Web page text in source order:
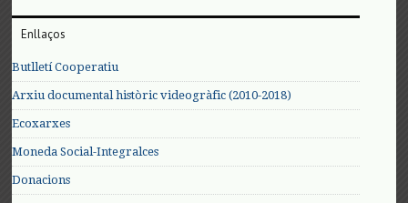
Enllaços
Butlletí Cooperatiu
Arxiu documental històric videogràfic (2010-2018)
Ecoxarxes
Moneda Social-Integralces
Donacions